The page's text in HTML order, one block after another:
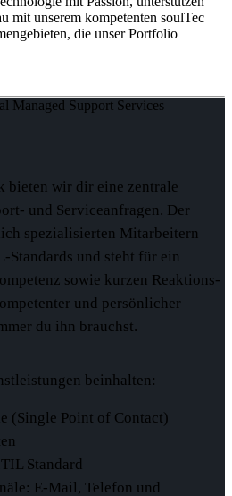
mit unserem kompetenten soulTec
die unser Portfolio
bieten wir dir eine zentrale
und Serviceanfragen. Der
spezialisierten Mitarbeitern
Standards und steht für ein
sowie kurzen Reaktions-
und persönlicher
du ihn brauchst.
beinhalten:
(Single Point of Contact)
Standard
E-Mail, Telefon und